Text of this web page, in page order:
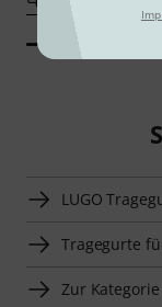
LUGO
Tragegurte
Zur